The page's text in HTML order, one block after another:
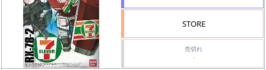
STORE
売切れ
-